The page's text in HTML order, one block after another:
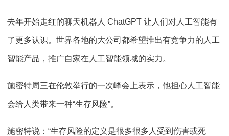
去年开始走红的聊天机器人 ChatGPT 让人们对人工智能有
了更多认识。世界各地的大公司都希望推出有竞争力的人工
智能产品，推广自家在人工智能领域的实力。
施密特周三在伦敦举行的一次峰会上表示，他担心人工智能
会给人类带来一种“生存风险”。
施密特说：“生存风险的定义是很多很多人受到伤害或死